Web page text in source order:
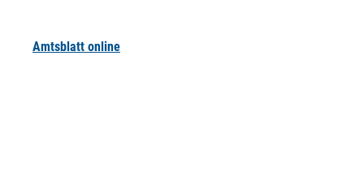
Amtsblatt online